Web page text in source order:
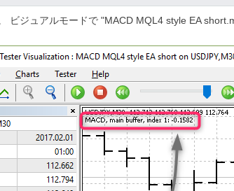
ビジュアルモードで "MACD MQL4 style EA